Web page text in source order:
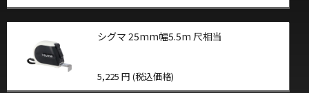
シグマ 25mm幅5.5m 尺相当
5,225 円 (税込価格)